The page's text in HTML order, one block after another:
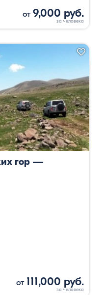
волшебные обереги.
от 9,000 руб.
гор —
от 111,000 руб.